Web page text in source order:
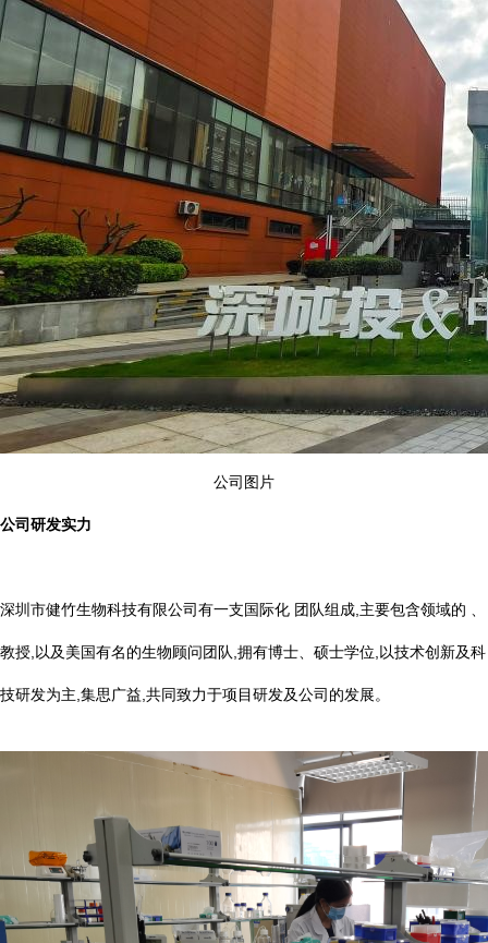
公司图片
公司研发实力
深圳市健竹生物科技有限公司有一支国际化 团队组成,主要包含领域的 、
教授,以及美国有名的生物顾问团队,拥有博士、硕士学位,以技术创新及科
技研发为主,集思广益,共同致力于项目研发及公司的发展。